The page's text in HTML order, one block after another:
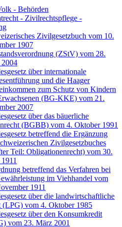
- Behörden
- Zivilrechtspflege -
Zivilgesetzbuch vom 10.
1907
(ZStV) vom 28.
über internationale
und die Haager
zum Schutz von Kindern
(BG-KKE) vom 21.
2007
über das bäuerliche
(BGBB) vom 4. Oktober 1991
betreffend die Ergänzung
Zivilgesetzbuches
Teil: Obligationenrecht) vom 30.
betreffend das Verfahren bei
im Viehhandel vom
1911
über die landwirtschaftliche
(LPG) vom 4. Oktober 1985
über den Konsumkredit
vom 23. März 2001